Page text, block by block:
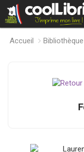
Accueil Bibliothèque